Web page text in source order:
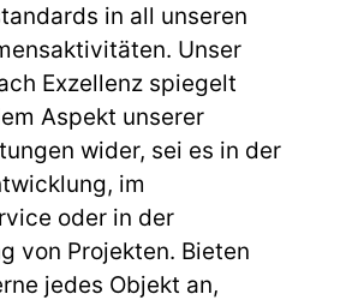
in all unseren
Unser
Exzellenz spiegelt
Aspekt unserer
wider, sei es in der
im
oder in der
von Projekten. Bieten
jedes Objekt an,